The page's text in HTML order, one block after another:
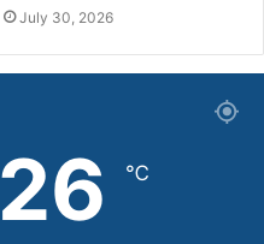
July 30, 2026
26 ℃